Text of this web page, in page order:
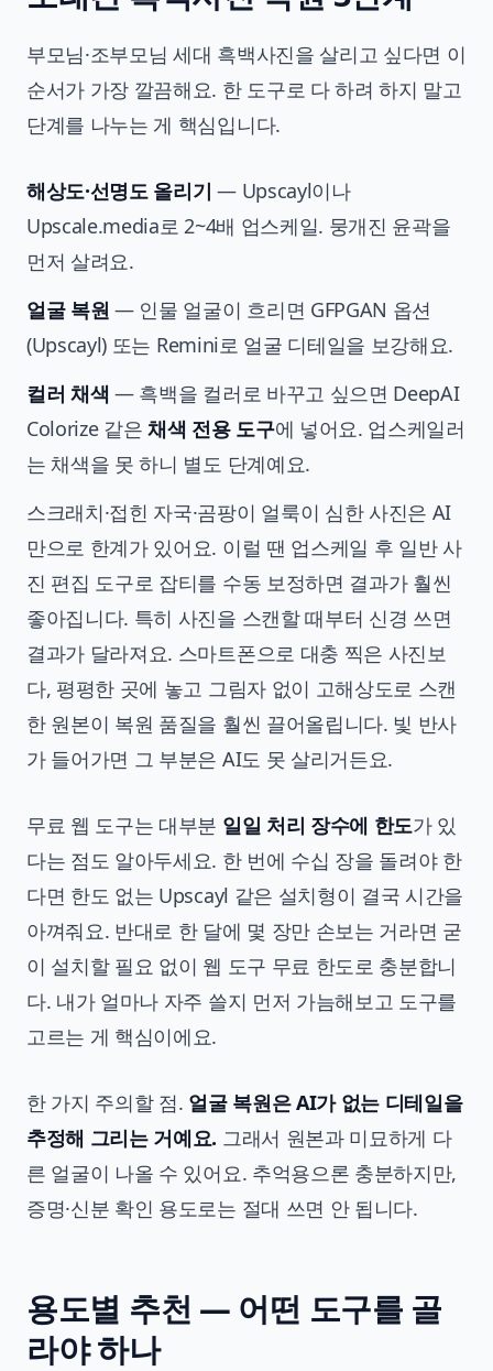
부모님·조부모님 세대 흑백사진을 살리고 싶다면 이
순서가 가장 깔끔해요. 한 도구로 다 하려 하지 말고
단계를 나누는 게 핵심입니다.
해상도·선명도 올리기 — Upscayl이나
Upscale.media로 2~4배 업스케일. 뭉개진 윤곽을
먼저 살려요.
얼굴 복원 — 인물 얼굴이 흐리면 GFPGAN 옵션
(Upscayl) 또는 Remini로 얼굴 디테일을 보강해요.
컬러 채색 — 흑백을 컬러로 바꾸고 싶으면 DeepAI
Colorize 같은채색 전용 도구에 넣어요. 업스케일러
는 채색을 못 하니 별도 단계예요.
스크래치·접힌 자국·곰팡이 얼룩이 심한 사진은 AI
만으로 한계가 있어요. 이럴 땐 업스케일 후 일반 사
진 편집 도구로 잡티를 수동 보정하면 결과가 훨씬
좋아집니다. 특히 사진을 스캔할 때부터 신경 쓰면
결과가 달라져요. 스마트폰으로 대충 찍은 사진보
다, 평평한 곳에 놓고 그림자 없이 고해상도로 스캔
한 원본이 복원 품질을 훨씬 끌어올립니다. 빛 반사
가 들어가면 그 부분은 AI도 못 살리거든요.
무료 웹 도구는 대부분 일일 처리 장수에 한도가 있
다는 점도 알아두세요. 한 번에 수십 장을 돌려야 한
다면 한도 없는 Upscayl 같은 설치형이 결국 시간을
아껴줘요. 반대로 한 달에 몇 장만 손보는 거라면 굳
이 설치할 필요 없이 웹 도구 무료 한도로 충분합니
다. 내가 얼마나 자주 쓸지 먼저 가늠해보고 도구를
고르는 게 핵심이에요.
한 가지 주의할 점. 얼굴 복원은 AI가 없는 디테일을
추정해 그리는 거예요. 그래서 원본과 미묘하게 다
른 얼굴이 나올 수 있어요. 추억용으론 충분하지만,
증명·신분 확인 용도로는 절대 쓰면 안 됩니다.
용도별 추천 — 어떤 도구를 골
라야 하나